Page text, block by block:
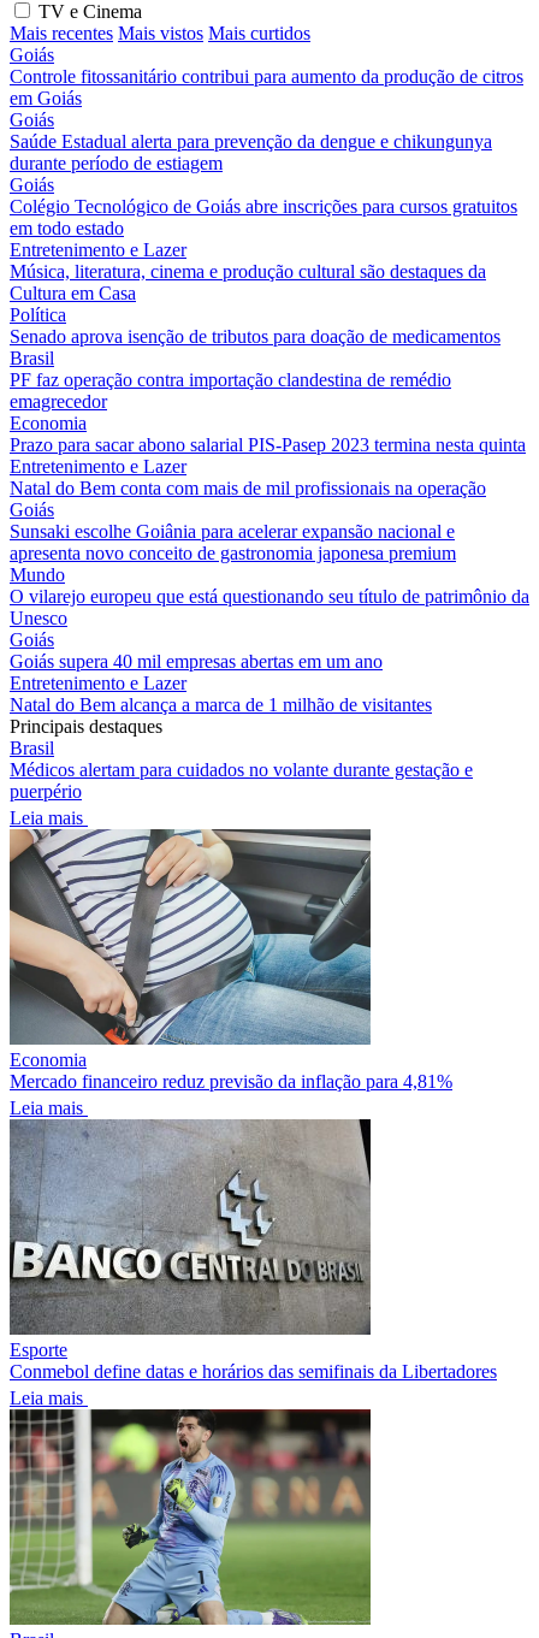
TV e Cinema
Mais recentes Mais vistos Mais curtidos
Goiás
Controle fitossanitário contribui para aumento da produção de citros
em Goiás
Goiás
Saúde Estadual alerta para prevenção da dengue e chikungunya
durante período de estiagem
Goiás
Colégio Tecnológico de Goiás abre inscrições para cursos gratuitos
em todo estado
Entretenimento e Lazer
Música, literatura, cinema e produção cultural são destaques da
Cultura em Casa
Política
Senado aprova isenção de tributos para doação de medicamentos
Brasil
PF faz operação contra importação clandestina de remédio
emagrecedor
Economia
Prazo para sacar abono salarial PIS-Pasep 2023 termina nesta quinta
Entretenimento e Lazer
Natal do Bem conta com mais de mil profissionais na operação
Goiás
Sunsaki escolhe Goiânia para acelerar expansão nacional e
apresenta novo conceito de gastronomia japonesa premium
Mundo
O vilarejo europeu que está questionando seu título de patrimônio da
Unesco
Goiás
Goiás supera 40 mil empresas abertas em um ano
Entretenimento e Lazer
Natal do Bem alcança a marca de 1 milhão de visitantes
Principais destaques
Brasil
Médicos alertam para cuidados no volante durante gestação e
puerpério
Leia mais
Economia
Mercado financeiro reduz previsão da inflação para 4,81%
Leia mais
Esporte
Conmebol define datas e horários das semifinais da Libertadores
Leia mais